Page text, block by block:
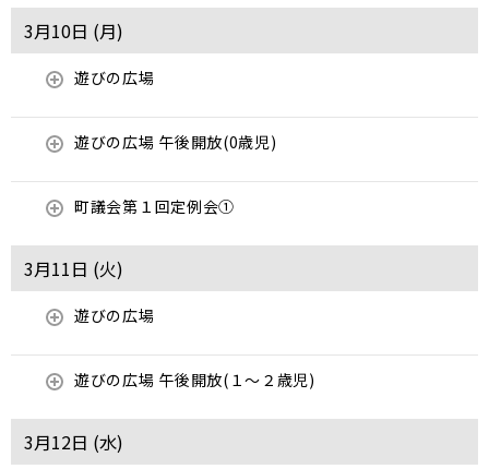
3月10日 (月)
遊びの広場
遊びの広場 午後開放(0歳児)
町議会第１回定例会①
3月11日 (火)
遊びの広場
遊びの広場 午後開放(１～２歳児)
3月12日 (水)